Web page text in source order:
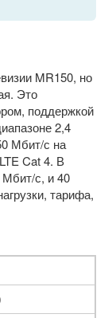
MR150, но
Это
поддержкой
2,4
Мбит/с на
Cat 4. В
Мбит/с, и 40
тарифа,